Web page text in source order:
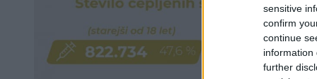
sensitive
confirm
continue
information
further